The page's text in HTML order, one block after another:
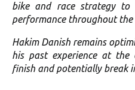
bike and race strategy to
performance throughout the
Hakim Danish remains
his past experience at
finish and potentially break